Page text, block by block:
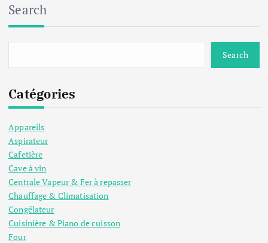
Search
Search
Catégories
Appareils
Aspirateur
Cafetière
Cave à vin
Centrale Vapeur & Fer à repasser
Chauffage & Climatisation
Congélateur
Cuisinière & Piano de cuisson
Four